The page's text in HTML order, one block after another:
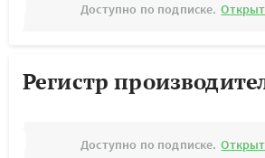
Доступно по подписке.
Регистр
Доступно по подписке.